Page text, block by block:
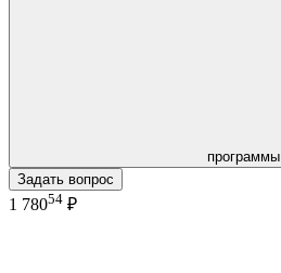
программы
Задать вопрос
1 78054 ₽